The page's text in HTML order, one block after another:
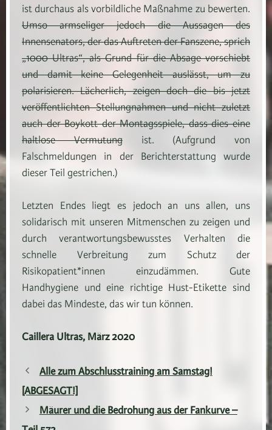
ist durchaus als vorbildliche Maßnahme zu bewerten.
Umso armseliger jedoch die Aussagen des
Innensenators, der das Auftreten der Fanszene, sprich
„1000 Ultras“, als Grund für die Absage vorschiebt
und damit keine Gelegenheit auslässt, um zu
polarisieren. Lächerlich, zeigen doch die bis jetzt
veröffentlichten Stellungnahmen und nicht zuletzt
auch der Boykott der Montagsspiele, dass dies eine
haltlose Vermutungist. (Aufgrund von
Falschmeldungen in der Berichterstattung wurde
dieser Teil gestrichen.)
Letzten Endes liegt es jedoch an uns allen, uns
solidarisch mit unseren Mitmenschen zu zeigen und
durch verantwortungsbewusstes Verhalten die
schnelle Verbreitung zum Schutz der
Risikopatient*innen einzudämmen. Gute
Handhygiene und eine richtige Hust-Etikette sind
dabei das Mindeste, das wir tun können.
Caillera Ultras, März 2020
Alle zum Abschlusstraining am Samstag!
[ABGESAGT!]
Mäurer und die Bedrohung aus der Fankurve –